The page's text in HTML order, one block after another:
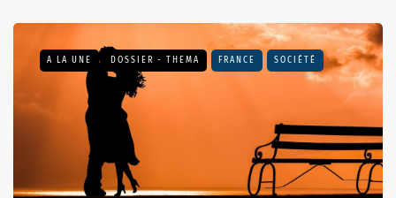
A LA UNE DOSSIER - THEMA FRANCE SOCIÉTÉ